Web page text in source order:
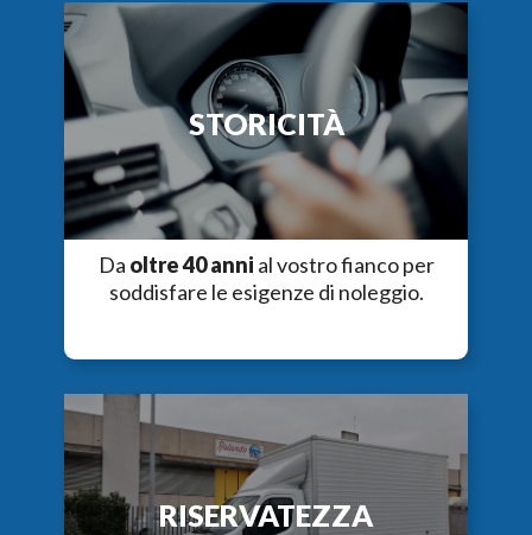
STORICITÀ
Da oltre 40 anni al vostro fianco per
soddisfare le esigenze di noleggio.
RISERVATEZZA